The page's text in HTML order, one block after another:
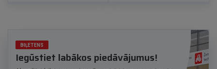
BIĻETENS
Iegūstiet labākos piedāvājumus!